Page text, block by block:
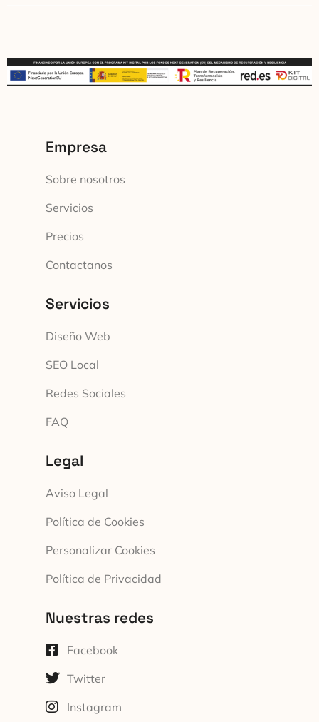
Empresa
Sobre nosotros
Servicios
Precios
Contactanos
Servicios
Diseño Web
SEO Local
Redes Sociales
FAQ
Legal
Aviso Legal
Política de Cookies
Personalizar Cookies
Política de Privacidad
Nuestras redes
Facebook
Twitter
Instagram